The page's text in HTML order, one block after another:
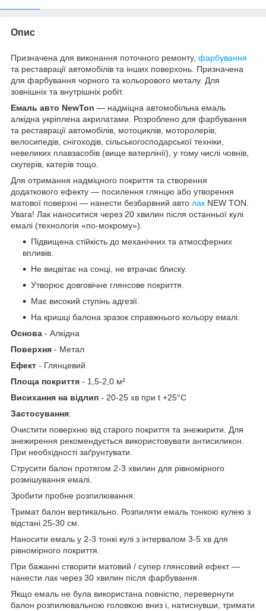
Опис
Призначена для виконання поточного ремонту, фарбування
та реставрації автомобілів та інших поверхонь. Призначена
для фарбування чорного та кольорового металу. Для
зовнішніх та внутрішніх робіт.
Емаль авто NewTon — надміцна автомобільна емаль
алкідна укріплена акрилатами. Розроблено для фарбування
та реставрації автомобілів, мотоциклів, моторолерів,
велосипедів, снігоходів, сільськогосподарської техніки,
невеликих плавзасобів (вище ватерлінії), у тому числі човнів,
скутерів, катерів тощо.
Для отримання надміцного покриття та створення
додаткового ефекту — посилення глянцю або утворення
матової поверхні — нанести безбарвний авто лак NEW TON.
Увага! Лак наноситися через 20 хвилин після останньої кулі
емалі (технологія «по-мокрому»).
Підвищена стійкість до механічних та атмосферних
впливів.
Не вицвітає на сонці, не втрачає блиску.
Утворює довговічне глянсове покриття.
Має високий ступінь адгезії.
На кришці балона зразок справжнього кольору емалі.
Основа - Алкідна
Поверхня - Метал
Ефект - Глянцевий
Площа покриття - 1,5-2,0 м²
Висихання на відлип - 20-25 хв при t +25°С
Застосування:
Очистити поверхню від старого покриття та знежирити. Для
знежирення рекомендується використовувати антисиликон.
При необхідності заґрунтувати.
Струсити балон протягом 2-3 хвилин для рівномірного
розмішування емалі.
Зробити пробне розпилювання.
Тримат балон вертикально. Розпиляти емаль тонкою кулею з
відстані 25-30 см.
Наносити емаль у 2-3 тонкі кулі з інтервалом 3-5 хв для
рівномірного покриття.
При бажанні створити матовий / супер глянсовий ефект —
нанести лак через 30 хвилин після фарбування.
Якщо емаль не була використана повністю, перевернути
балон розпилювальною головкою вниз і, натиснувши, тримати